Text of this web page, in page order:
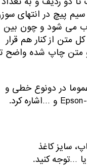
پیچ در انتهای
می شود و چون بین
متن از کنار هم قرار
و متن چاپ شده واضح
در دونوع خطی و
سایز کاغذ